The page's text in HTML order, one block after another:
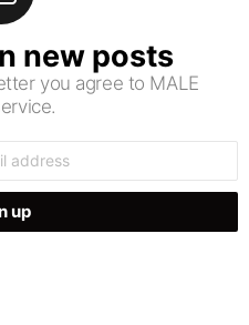
new posts
you agree to MALE